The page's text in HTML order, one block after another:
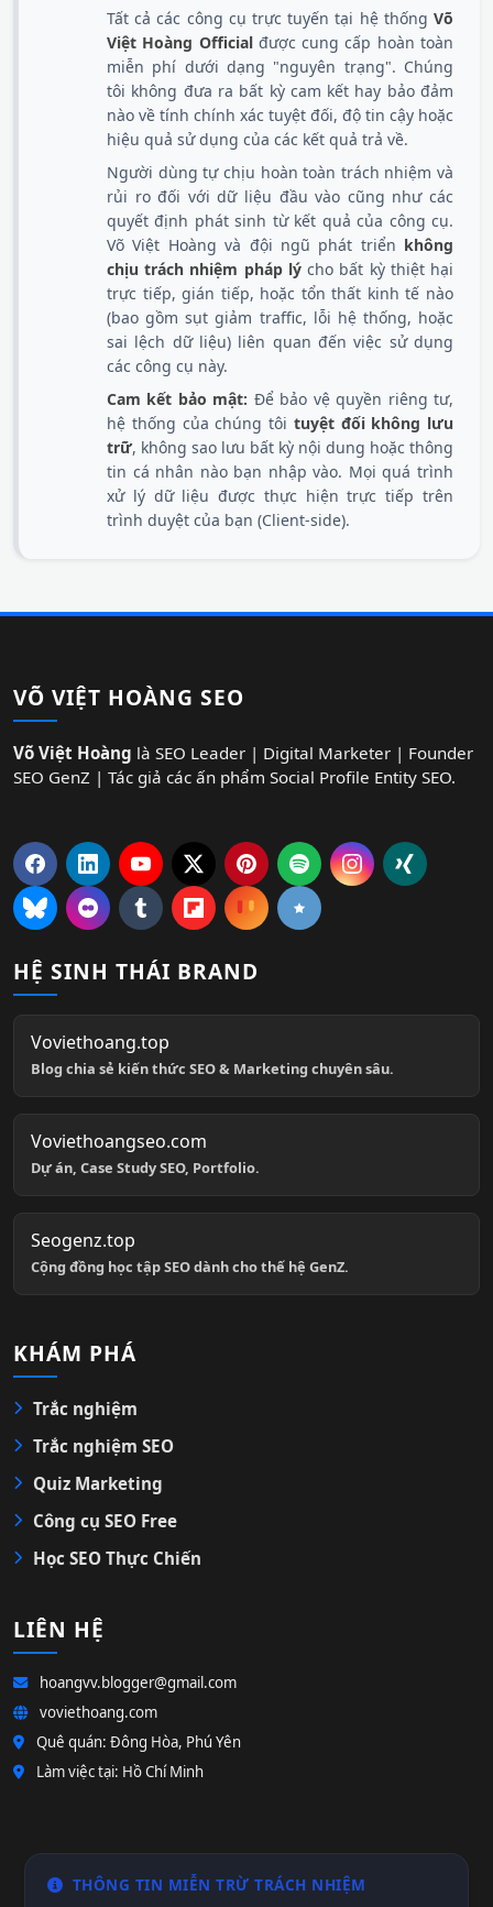
Tất cả các công cụ trực tuyến tại hệ thống Võ
Việt Hoàng Officialđược cung cấp hoàn toàn
miễn phí dưới dạng "nguyên trạng". Chúng
tôi không đưa ra bất kỳ cam kết hay bảo đảm
nào về tính chính xác tuyệt đối, độ tin cậy hoặc
hiệu quả sử dụng của các kết quả trả về.
Người dùng tự chịu hoàn toàn trách nhiệm và
rủi ro đối với dữ liệu đầu vào cũng như các
quyết định phát sinh từ kết quả của công cụ.
Võ Việt Hoàng và đội ngũ phát triển không
chịu trách nhiệm pháp lýcho bất kỳ thiệt hại
trực tiếp, gián tiếp, hoặc tổn thất kinh tế nào
(bao gồm sụt giảm traffic, lỗi hệ thống, hoặc
sai lệch dữ liệu) liên quan đến việc sử dụng
các công cụ này.
Cam kết bảo mật: Để bảo vệ quyền riêng tư,
hệ thống của chúng tôi tuyệt đối không lưu
trữ, không sao lưu bất kỳ nội dung hoặc thông
tin cá nhân nào bạn nhập vào. Mọi quá trình
xử lý dữ liệu được thực hiện trực tiếp trên
trình duyệt của bạn (Client-side).
VÕ VIỆT HOÀNG SEO
Võ Việt Hoàng là SEO Leader | Digital Marketer | Founder
SEO GenZ | Tác giả các ấn phẩm Social Profile Entity SEO.
HỆ SINH THÁI BRAND
Voviethoang.top
Blog chia sẻ kiến thức SEO & Marketing chuyên sâu.
Voviethoangseo.com
Dự án, Case Study SEO, Portfolio.
Seogenz.top
Cộng đồng học tập SEO dành cho thế hệ GenZ.
KHÁM PHÁ
Trắc nghiệm
Trắc nghiệm SEO
Quiz Marketing
Công cụ SEO Free
Học SEO Thực Chiến
LIÊN HỆ
hoangvv.blogger@gmail.com
voviethoang.com
Quê quán: Đông Hòa, Phú Yên
Làm việc tại: Hồ Chí Minh
THÔNG TIN MIỄN TRỪ TRÁCH NHIỆM